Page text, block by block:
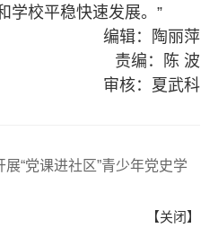
学校平稳快速发展。”
编辑：陶丽萍
责编：陈 波
审核：夏武科
“党课进社区”青少年党史学
【关闭】